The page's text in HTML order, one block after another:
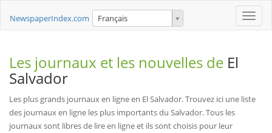
Toggle
NewspaperIndex.com Français
Les journaux et les nouvelles de El
Salvador
Les plus grands journaux en ligne en El Salvador. Trouvez ici une liste
des journaux en ligne les plus importants du Salvador. Tous les
journaux sont libres de lire en ligne et ils sont choisis pour leur